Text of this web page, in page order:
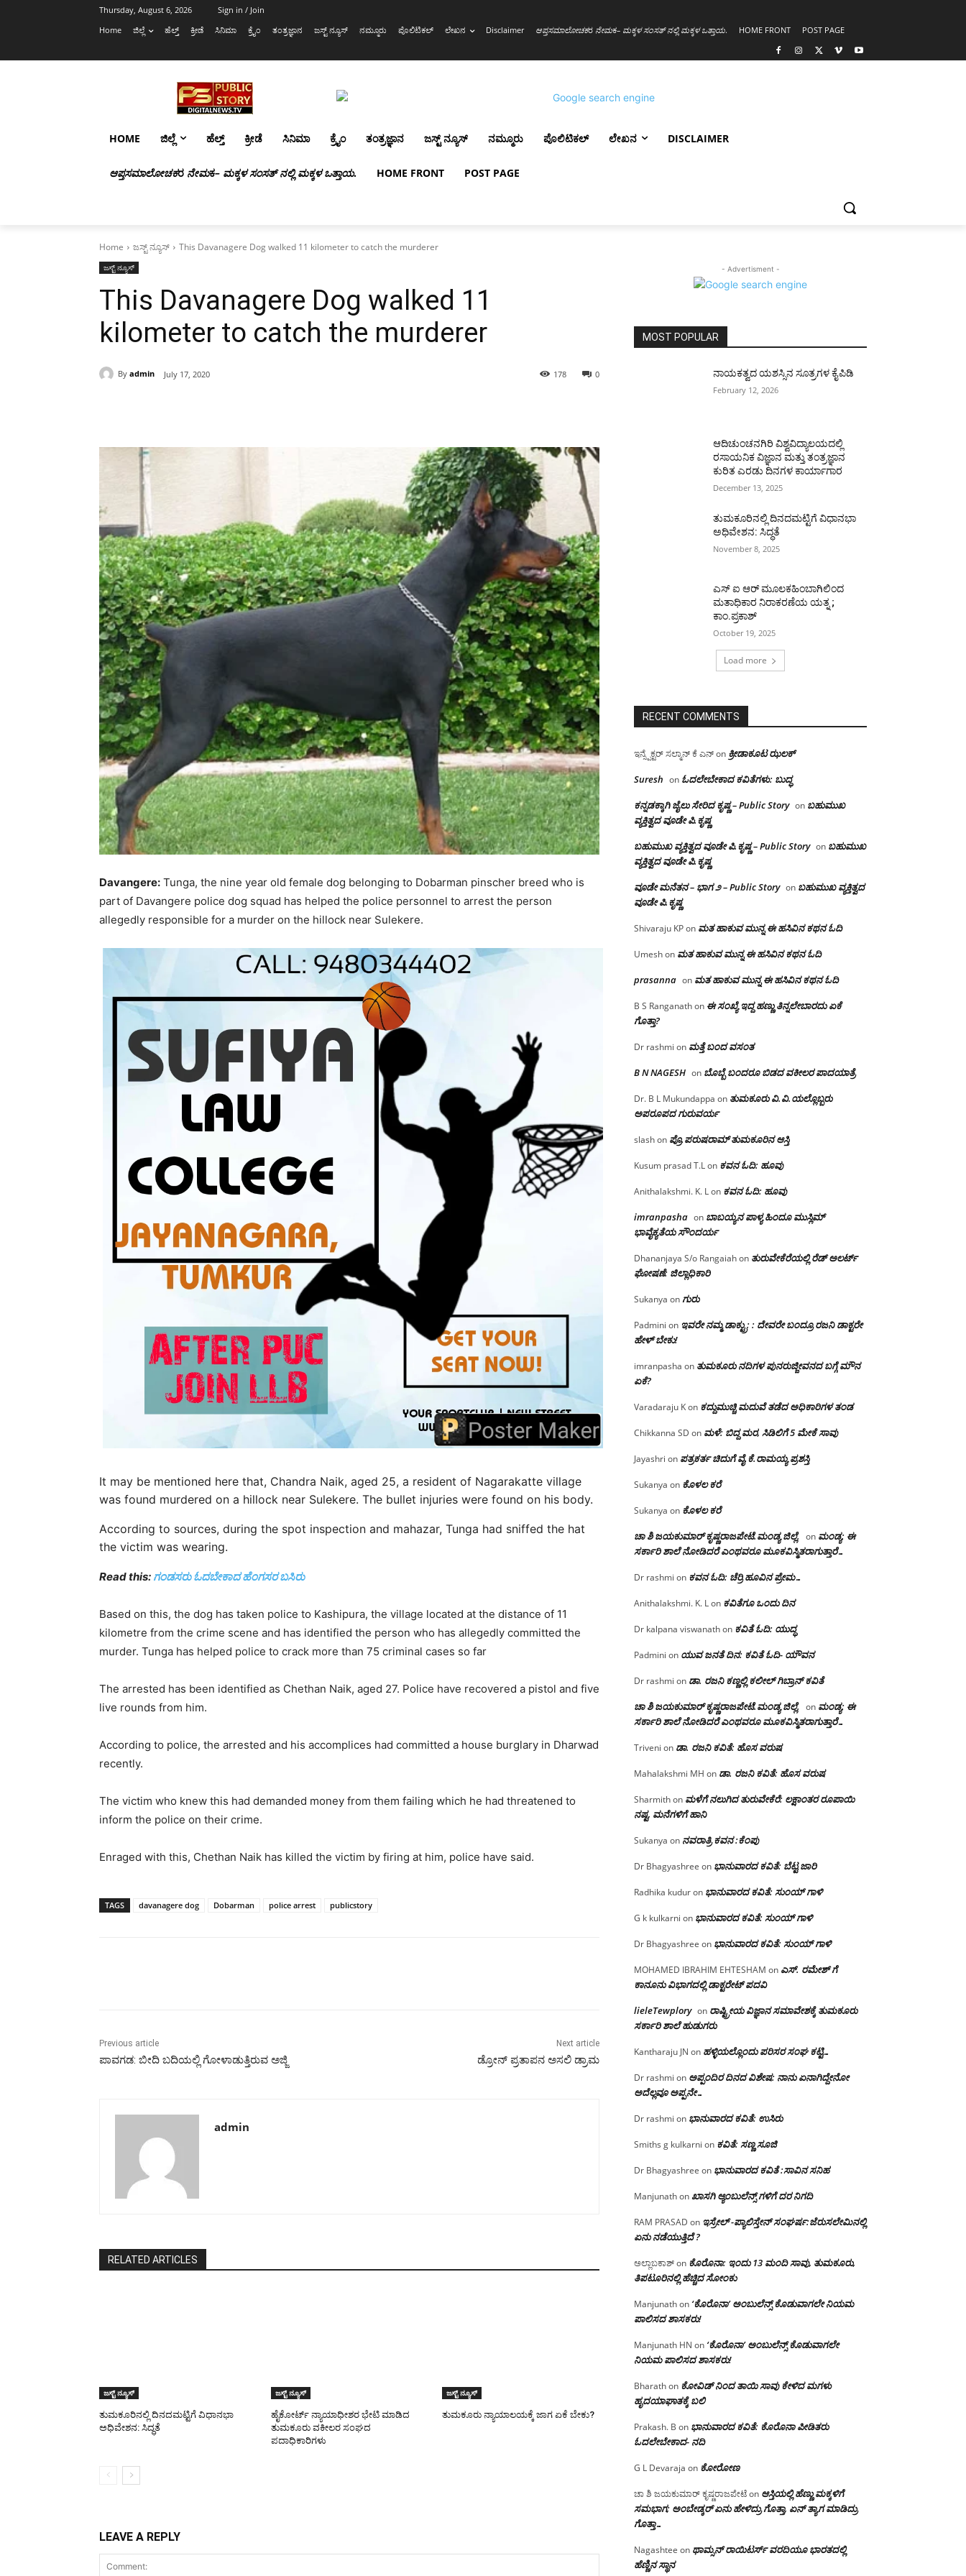
Thursday, August 6, 2026
Sign in / Join
Home
ಜಿಲ್ಲೆ ಹೆಲ್ತ್ ಕ್ರೀಡೆ ಸಿನಿಮಾ ಕ್ರೈಂ ತಂತ್ರಜ್ಞಾನ ಜಸ್ಟ್ ನ್ಯೂಸ್ ನಮ್ಮೂರು ಪೊಲಿಟಿಕಲ್ ಲೇಖನ Disclaimer ಆಪ್ತಸಮಾಲೋಚಕರ ನೇಮಕ– ಮಕ್ಕಳ ಸಂಸತ್ ನಲ್ಲಿ ಮಕ್ಕಳ ಒತ್ತಾಯ. HOME FRONT POST PAGE
HOME ಜಿಲ್ಲೆ ಹೆಲ್ತ್ ಕ್ರೀಡೆ ಸಿನಿಮಾ ಕ್ರೈಂ ತಂತ್ರಜ್ಞಾನ ಜಸ್ಟ್ ನ್ಯೂಸ್ ನಮ್ಮೂರು ಪೊಲಿಟಿಕಲ್ ಲೇಖನ DISCLAIMER
ಆಪ್ತಸಮಾಲೋಚಕರ ನೇಮಕ– ಮಕ್ಕಳ ಸಂಸತ್ ನಲ್ಲಿ ಮಕ್ಕಳ ಒತ್ತಾಯ. HOME FRONT POST PAGE
Home ಜಸ್ಟ್ ನ್ಯೂಸ್ This Davanagere Dog walked 11 kilometer to catch the murderer
ಜಸ್ಟ್ ನ್ಯೂಸ್
This Davanagere Dog walked 11
kilometer to catch the murderer
By admin July 17, 2020 0
178
Davangere: Tunga, the nine year old female dog belonging to Dobarman pinscher breed who is
part of Davangere police dog squad has helped the police personnel to arrest the person
allegedly responsible for a murder on the hillock near Sulekere.
It may be mentioned here that, Chandra Naik, aged 25, a resident of Nagarakatte village
was found murdered on a hillock near Sulekere. The bullet injuries were found on his body.
According to sources, during the spot inspection and mahazar, Tunga had sniffed the hat
the victim was wearing.
Read this: ಗಂಡಸರು ಓದಬೇಕಾದ ಹೆಂಗಸರ ಬಸಿರು
Based on this, the dog has taken police to Kashipura, the village located at the distance of 11
kilometre from the crime scene and has identified the person who has allegedly committed the
murder. Tunga has helped police to crack more than 75 criminal cases so far
The arrested has been identified as Chethan Naik, aged 27. Police have recovered a pistol and five
live rounds from him.
According to police, the arrested and his accomplices had committed a house burglary in Dharwad
recently.
The victim who knew this had demanded money from them failing which he had threatened to
inform the police on their crime.
Enraged with this, Chethan Naik has killed the victim by firing at him, police have said.
TAGS davanagere dog Dobarman police arrest publicstory
Previous article
ಪಾವಗಡ: ಬೀದಿ ಬದಿಯಲ್ಲಿ ಗೋಳಾಡುತ್ತಿರುವ ಅಜ್ಜಿ
Next article
ಡ್ರೋನ್ ಪ್ರತಾಪನ ಅಸಲಿ ಡ್ರಾಮ
admin
RELATED ARTICLES
ಜಸ್ಟ್ ನ್ಯೂಸ್
ತುಮಕೂರಿನಲ್ಲಿ ದಿನದಮಟ್ಟಿಗೆ ವಿಧಾನಭಾ
ಅಧಿವೇಶನ: ಸಿದ್ಧತೆ
ಜಸ್ಟ್ ನ್ಯೂಸ್
ಹೈಕೋರ್ಟ್ ನ್ಯಾಯಾಧೀಶರ ಭೇಟಿ ಮಾಡಿದ
ತುಮಕೂರು ವಕೀಲರ ಸಂಘದ
ಪದಾಧಿಕಾರಿಗಳು
ಜಸ್ಟ್ ನ್ಯೂಸ್
ತುಮಕೂರು ನ್ಯಾಯಾಲಯಕ್ಕೆ ಜಾಗ ಏಕೆ ಬೇಕು?
LEAVE A REPLY
- Advertisment -
MOST POPULAR
ನಾಯಕತ್ವದ ಯಶಸ್ಸಿನ ಸೂತ್ರಗಳ ಕೈಪಿಡಿ
February 12, 2026
ಆದಿಚುಂಚನಗಿರಿ ವಿಶ್ವವಿದ್ಯಾಲಯದಲ್ಲಿ
ರಸಾಯನಿಕ ವಿಜ್ಞಾನ ಮತ್ತು ತಂತ್ರಜ್ಞಾನ
ಕುರಿತ ಎರಡು ದಿನಗಳ ಕಾರ್ಯಾಗಾರ
December 13, 2025
ತುಮಕೂರಿನಲ್ಲಿ ದಿನದಮಟ್ಟಿಗೆ ವಿಧಾನಭಾ
ಅಧಿವೇಶನ: ಸಿದ್ಧತೆ
November 8, 2025
ಎಸ್ ಐ ಆರ್ ಮೂಲಕಹಿಂಬಾಗಿಲಿಂದ
ಮತಾಧಿಕಾರ ನಿರಾಕರಣೆಯ ಯತ್ನ ;
ಕಾಂ.ಪ್ರಕಾಶ್
October 19, 2025
Load more
RECENT COMMENTS
ಇನ್ಸ್ಪೆಕ್ಟರ್ ಸಲ್ಮಾನ್ ಕೆ ಎನ್on ಕ್ರೀಡಾಕೂಟ ಝಲಕ್
Suresh on ಓದಲೇಬೇಕಾದ‌ ಕವಿತೆಗಳು: ಬುದ್ಧ
ಕನ್ನಡಕ್ಕಾಗಿ ಜೈಲು ಸೇರಿದ ಕೃಷ್ಣ – Public Story on ಬಹುಮುಖ
ವ್ಯಕ್ತಿತ್ವದ ವೂಡೇ ಪಿ.ಕೃಷ್ಣ
ಬಹುಮುಖ ವ್ಯಕ್ತಿತ್ವದ ವೂಡೇ ಪಿ.ಕೃಷ್ಣ – Public Story on ಬಹುಮುಖ
ವ್ಯಕ್ತಿತ್ವದ ವೂಡೇ ಪಿ.ಕೃಷ್ಣ
ವೂಡೇ ಮನೆತನ – ಭಾಗ ೨ – Public Story on ಬಹುಮುಖ ವ್ಯಕ್ತಿತ್ವದ
ವೂಡೇ ಪಿ.ಕೃಷ್ಣ
Shivaraju KPon ಮತ ಹಾಕುವ ಮುನ್ನ ಈ ಹಸಿವಿನ ಕಥನ ಓದಿ
Umeshon ಮತ ಹಾಕುವ ಮುನ್ನ ಈ ಹಸಿವಿನ ಕಥನ ಓದಿ
prasanna on ಮತ ಹಾಕುವ ಮುನ್ನ ಈ ಹಸಿವಿನ ಕಥನ ಓದಿ
B S Ranganathon ಈ ಸಂಖ್ಯೆ ಇದ್ದ ಹಣ್ಣು ತಿನ್ನಲೇಬಾರದು ಏಕೆ
ಗೊತ್ತಾ?
Dr rashmi on ಮತ್ತೆ ಬಂದ ವಸಂತ
B N NAGESH on ಬೊಬ್ಬೆ ಬಂದರೂ ಬಿಡದ ವಕೀಲರ ಪಾದಯಾತ್ರೆ
Dr. B L Mukundappa on ತುಮಕೂರು‌ ವಿ.ವಿ.ಯಲ್ಲೊಬ್ಬರು
ಅಪರೂಪದ ಗುರುವರ್ಯ
slashon ಪ್ರೊ.ಪರುಷರಾಮ್ ತುಮಕೂರಿನ ಆಸ್ತಿ
Kusum prasad T.Lon ಕವನ ಓದಿ: ಹೂವು
Anithalakshmi. K. Lon ಕವನ ಓದಿ: ಹೂವು
imranpasha on ಬಾಬಯ್ಯನ ಪಾಳ್ಯ ಹಿಂದೂ ಮುಸ್ಲಿಮ್
ಭಾವೈಕ್ಯತೆಯ ಸೌಂದರ್ಯ
Dhananjaya S/o Rangaiahon ತುರುವೇಕೆರೆಯಲ್ಲಿ ರೆಡ್ ಅಲರ್ಟ್
ಘೋಷಣೆ: ಜಿಲ್ಲಾಧಿಕಾರಿ
Sukanya onಗುರು
Padmini on ಇವರೇ ನಮ್ಮ ಡಾಕ್ಟ್ರು; : ದೇವರೇ ಬಂದ್ರೂ ರಜನಿ ಡಾಕ್ಟರೇ
ಹೇಳ್ ಬೇಕು!
imranpasha on ತುಮಕೂರು ನದಿಗಳ ಪುನರುಜ್ಜೀವನದ ಬಗ್ಗೆ ಮೌನ
ಏಕೆ?
Varadaraju Kon ಕದ್ದುಮುಚ್ಚಿ ಮದುವೆ ತಡೆದ ಅಧಿಕಾರಿಗಳ ತಂಡ
Chikkanna SD on ಮಳೆ: ಬಿದ್ದ ಮರ, ಸಿಡಿಲಿಗೆ 5 ಮೇಕೆ ಸಾವು
Jayashri on ಪತ್ರಕರ್ತ ಚಿದುಗೆ ವೈ.ಕೆ.ರಾಮಯ್ಯ ಪ್ರಶಸ್ತಿ
Sukanya on ಕೊಳಲ ಕರೆ
Sukanya on ಕೊಳಲ ಕರೆ
ಚಾ ಶಿ ಜಯಕುಮಾರ್ ಕೃಷ್ಣರಾಜಪೇಟೆ.ಮಂಡ್ಯ ಜಿಲ್ಲೆ. on ಮಂಡ್ಯ: ಈ
ಸರ್ಕಾರಿ ಶಾಲೆ ನೋಡಿದರೆ ಎಂಥವರೂ ಮೂಕವಿಸ್ಮಿತರಾಗುತ್ತಾರೆ…
Dr rashmi on ಕವನ ಓದಿ: ಚೆರ್ರಿ ಹೂವಿನ ಪ್ರೇಮ…
Anithalakshmi. K. Lon ಕವಿತೆಗೂ ಒಂದು ದಿನ
Dr kalpana viswanathon ಕವಿತೆ ಓದಿ: ಯುದ್ಧ
Padmini on ಯುವ ಜನತೆ ದಿನ: ಕವಿತೆ ಓದಿ- ಯೌವನ
Dr rashmi on ಡಾ. ರಜನಿ‌ ಕಣ್ಣಲ್ಲಿ ಕಲೀಲ್ ಗಿಬ್ರಾನ್ ಕವಿತೆ
ಚಾ ಶಿ ಜಯಕುಮಾರ್ ಕೃಷ್ಣರಾಜಪೇಟೆ.ಮಂಡ್ಯ ಜಿಲ್ಲೆ. on ಮಂಡ್ಯ: ಈ
ಸರ್ಕಾರಿ ಶಾಲೆ ನೋಡಿದರೆ ಎಂಥವರೂ ಮೂಕವಿಸ್ಮಿತರಾಗುತ್ತಾರೆ…
Triveni on ಡಾ. ರಜನಿ ಕವಿತೆ: ಹೊಸ ವರುಷ
Mahalakshmi MH on ಡಾ. ರಜನಿ ಕವಿತೆ: ಹೊಸ ವರುಷ
Sharmithon ಮಳೆಗೆ ನಲುಗಿದ ತುರುವೇಕೆರೆ: ಲಕ್ಷಾಂತರ ರೂಪಾಯಿ
ನಷ್ಟ, ಮನೆಗಳಿಗೆ ಹಾನಿ
Sukanya on ನವರಾತ್ರಿ ಕವನ :ಕೆಂಪು
Dr Bhagyashree on ಭಾನುವಾರದ ಕವಿತೆ: ಬೆಟ್ಟ ಜಾರಿ
Radhika kuduron ಭಾನುವಾರದ ಕವಿತೆ: ಸುಂಯ್ ಗಾಳಿ
G k kulkarni on ಭಾನುವಾರದ ಕವಿತೆ: ಸುಂಯ್ ಗಾಳಿ
Dr Bhagyashree on ಭಾನುವಾರದ ಕವಿತೆ: ಸುಂಯ್ ಗಾಳಿ
MOHAMED IBRAHIM EHTESHAM on ಎಸ್. ರಮೇಶ್ ಗೆ
ಕಾನೂನು ವಿಭಾಗದಲ್ಲಿ ಡಾಕ್ಟರೇಟ್ ಪದವಿ
lieleTewplory on ರಾಷ್ಟ್ರೀಯ ವಿಜ್ಞಾನ ಸಮಾವೇಶಕ್ಕೆ‌ ತುಮಕೂರು
ಸರ್ಕಾರಿ ಶಾಲೆ ಹುಡುಗರು
Kantharaju JN on ಹಳ್ಳಿಯಲ್ಲೊಂದು ಪರಿಸರ ಸಂಘ ಕಟ್ಟಿ…
Dr rashmi on ಅಪ್ಪಂದಿರ ದಿನದ ವಿಶೇಷ: ನಾನು ಏನಾಗಿದ್ದೇನೋ‌
ಅದೆಲ್ಲವೂ ಅಪ್ಪನೇ…
Dr rashmi on ಭಾನುವಾರದ ಕವಿತೆ: ಉಸಿರು
Smiths g kulkarni on ಕವಿತೆ: ಸಣ್ಣ ಸೂಜಿ
Dr Bhagyashree on ಭಾನುವಾರದ ಕವಿತೆ :ಸಾವಿನ ಸನಿಹ
Manjunathonಖಾಸಗಿ ಆ್ಯಂಬುಲೆನ್ಸ್ ಗಳಿಗೆ ದರ ನಿಗದಿ
RAM PRASAD on ಇಸ್ರೇಲ್ -ಪ್ಯಾಲಿಸ್ತೇನ್ ಸಂಘರ್ಷ:ಜೆರುಸಲೇಮಿನಲ್ಲಿ
ಏನು ನಡೆಯುತ್ತಿದೆ ?
ಅಲ್ಲಾಬಕಾಶ್on ಕೊರೊನಾ: ಇಂದು 13 ಮಂದಿ ಸಾವು, ತುಮಕೂರು,
ತಿಪಟೂರಿನಲ್ಲಿ ಹೆಚ್ಚಿದ ಸೋಂಕು
Manjunathon ‘ಕೊರೊನಾ’ ಅಂಬುಲೆನ್ಸ್ ಕೊಡುವಾಗಲೇ ನಿಯಮ
ಪಾಲಿಸದ ಶಾಸಕರು!
Manjunath HN on ‘ಕೊರೊನಾ’ ಅಂಬುಲೆನ್ಸ್ ಕೊಡುವಾಗಲೇ
ನಿಯಮ ಪಾಲಿಸದ ಶಾಸಕರು!
Bharathon ಕೋವಿಡ್ ನಿಂದ ತಾಯಿ ಸಾವು ಕೇಳಿದ ಮಗಳು
ಹೃದಯಾಘಾತಕ್ಕೆ ಬಲಿ
Prakash. B on ಭಾನುವಾರದ ಕವಿತೆ: ಕೊರೊನಾ ಪೀಡಿತರು
ಓದಲೇಬೇಕಾದ- ನದಿ
G L Devaraja on ಕೋರೋಣ
ಚಾ ಶಿ ಜಯಕುಮಾರ್ ಕೃಷ್ಣರಾಜಪೇಟೆon ಆಸ್ತಿಯಲ್ಲಿ ಹೆಣ್ಣು ಮಕ್ಕಳಿಗೆ
ಸಮಭಾಗ; ಅಂಬೇಡ್ಕರ್ ಏನು ಹೇಳಿದ್ರು ಗೊತ್ತಾ, ಏನ್ ತ್ಯಾಗ ಮಾಡಿದ್ರು
ಗೊತ್ತಾ…
Nagashtee on ಥಾಮ್ಸನ್ ರಾಯಿಟರ್ಸ್ ವರದಿಯೂ ಭಾರತದಲ್ಲಿ
ಹೆಣ್ಣಿನ ಸ್ಥಾನ‌